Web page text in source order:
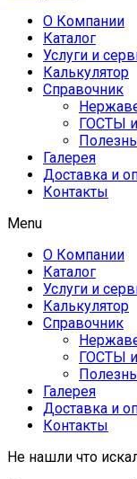
О Компании
Каталог
Услуги и
Калькулятор
Справочник
ГОСТЫ
Галерея
Доставка и
Контакты
Menu
О Компании
Каталог
Услуги и
Калькулятор
Справочник
ГОСТЫ
Галерея
Доставка и
Контакты
Не нашли что